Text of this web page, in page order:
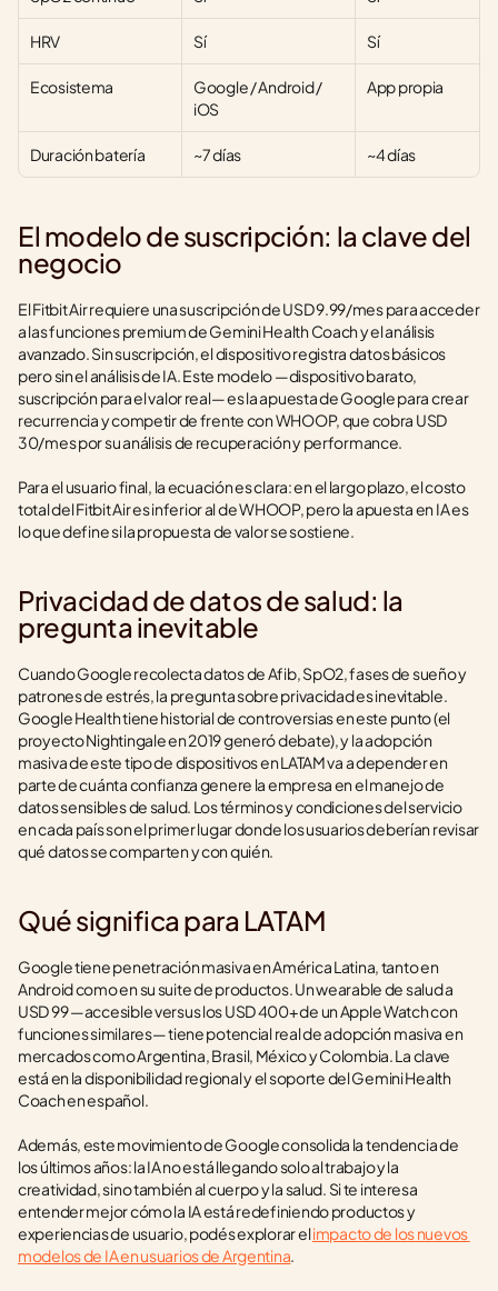
HRV Sí Sí
Ecosistema
Google / Android /
iOS
App propia
Duración batería ~7 días ~4 días
El modelo de suscripción: la clave del
negocio
El Fitbit Air requiere una suscripción de USD 9.99/mes para acceder
a las funciones premium de Gemini Health Coach y el análisis
avanzado. Sin suscripción, el dispositivo registra datos básicos
pero sin el análisis de IA. Este modelo —dispositivo barato,
suscripción para el valor real— es la apuesta de Google para crear
recurrencia y competir de frente con WHOOP, que cobra USD
30/mes por su análisis de recuperación y performance.
Para el usuario final, la ecuación es clara: en el largo plazo, el costo
total del Fitbit Air es inferior al de WHOOP, pero la apuesta en IA es
lo que define si la propuesta de valor se sostiene.
Privacidad de datos de salud: la
pregunta inevitable
Cuando Google recolecta datos de Afib, SpO2, fases de sueño y
patrones de estrés, la pregunta sobre privacidad es inevitable.
Google Health tiene historial de controversias en este punto (el
proyecto Nightingale en 2019 generó debate), y la adopción
masiva de este tipo de dispositivos en LATAM va a depender en
parte de cuánta confianza genere la empresa en el manejo de
datos sensibles de salud. Los términos y condiciones del servicio
en cada país son el primer lugar donde los usuarios deberían revisar
qué datos se comparten y con quién.
Qué significa para LATAM
Google tiene penetración masiva en América Latina, tanto en
Android como en su suite de productos. Un wearable de salud a
USD 99 —accesible versus los USD 400+ de un Apple Watch con
funciones similares— tiene potencial real de adopción masiva en
mercados como Argentina, Brasil, México y Colombia. La clave
está en la disponibilidad regional y el soporte del Gemini Health
Coach en español.
Además, este movimiento de Google consolida la tendencia de
los últimos años: la IA no está llegando solo al trabajo y la
creatividad, sino también al cuerpo y la salud. Si te interesa
entender mejor cómo la IA está redefiniendo productos y
experiencias de usuario, podés explorar el impacto de los nuevos
modelos de IA en usuarios de Argentina.